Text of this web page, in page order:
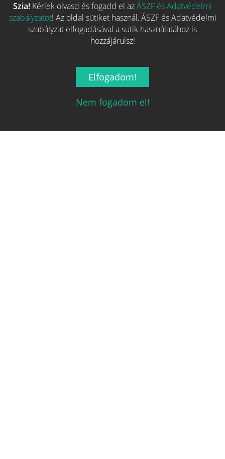
Magyarország társasjáték keresője!
Szia! Kérlek olvasd és fogadd el azÁSZF és Adatvédelmi
szabályzatot! Az oldal sütiket használ, ÁSZF és Adatvédelmi
szabályzat elfogadásával a sütik használatához is
hozzájárulsz!
Elfogadom!
Nem fogadom el!